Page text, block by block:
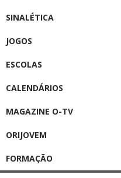
SINALÉTICA
JOGOS
ESCOLAS
CALENDÁRIOS
MAGAZINE O-TV
ORIJOVEM
FORMAÇÃO